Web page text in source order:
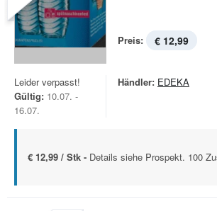
Preis: € 12,99
Leider verpasst!
Gültig: 10.07. -
16.07.
Händler: EDEKA
€ 12,99 / Stk - Details siehe Prospekt. 100